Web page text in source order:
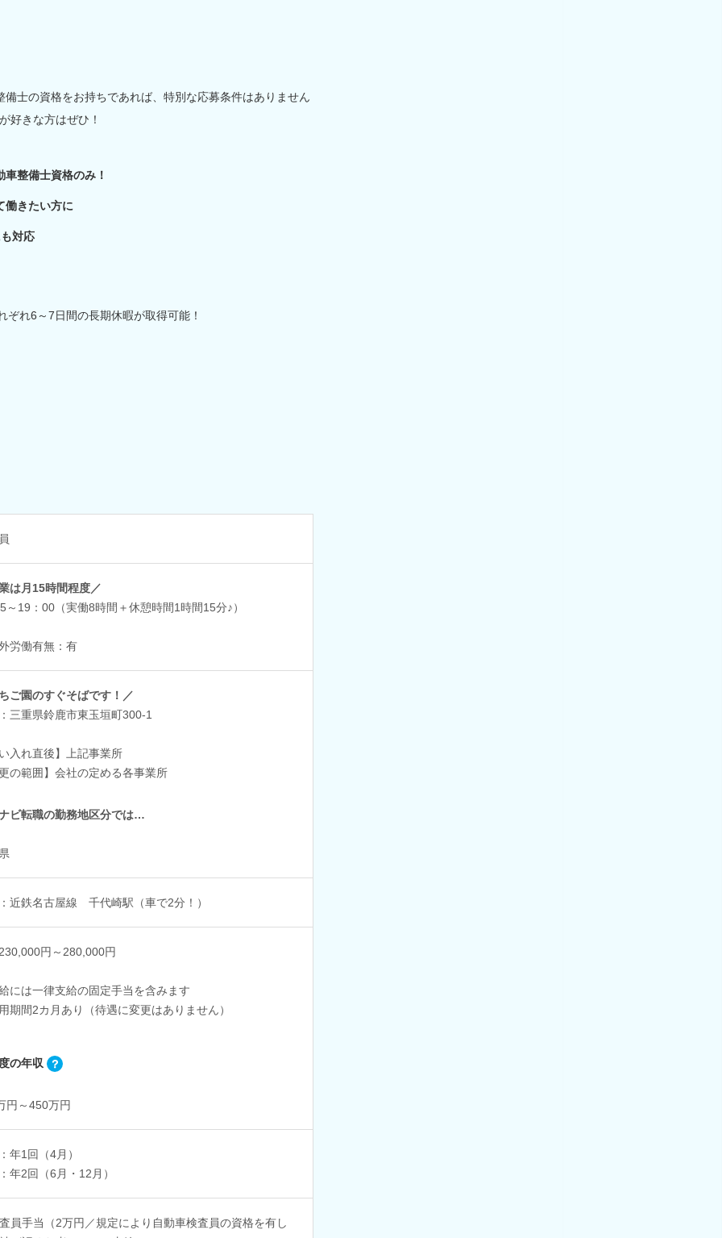
士の資格をお持ちであれば、特別な応募条件はありません
きな方はぜひ！
整備士資格のみ！
働きたい方に
対応
ぞれ6～7日間の長期休暇が取得可能！
は月15時間程度／
～19：00（実働8時間＋休憩時間1時間15分♪）
労働有無：有
ご園のすぐそばです！／
三重県鈴鹿市東玉垣町300-1
入れ直後】上記事業所
の範囲】会社の定める各事業所
ビ転職の勤務地区分では…
近鉄名古屋線 千代崎駅（車で2分！）
円～280,000円
には一律支給の固定手当を含みます
期間2カ月あり（待遇に変更はありません）
の年収
円～450万円
年1回（4月）
年2回（6月・12月）
員手当（2万円／規定により自動車検査員の資格を有し